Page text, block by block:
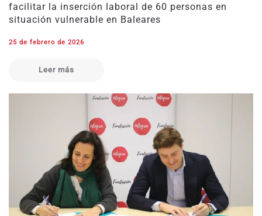
facilitar la inserción laboral de 60 personas en
situación vulnerable en Baleares
25 de febrero de 2026
Leer más